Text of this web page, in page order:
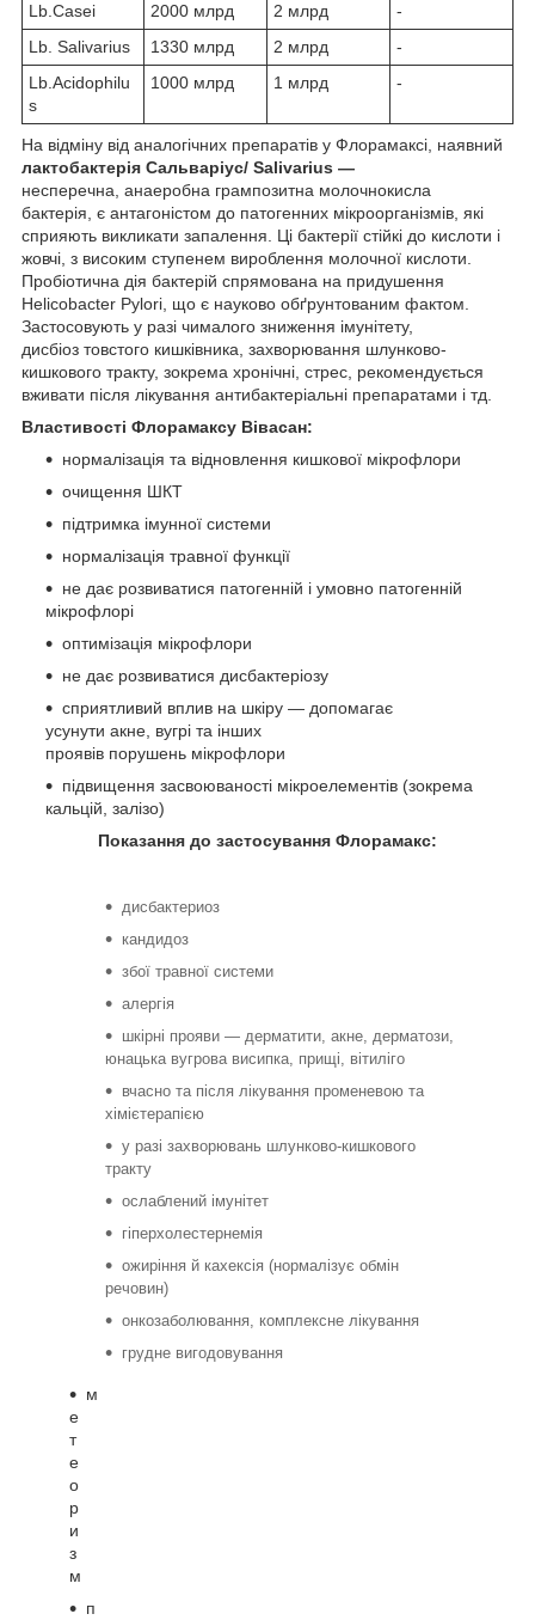
Lb.Casei
2000 млрд 2 млрд
-
Lb. Salivarius
1330 млрд 2 млрд
-
Lb.Acidophilu
s
1000 млрд 1 млрд -
На відміну від аналогічних препаратів у Флорамаксі, наявний
лактобактерія Сальваріус/ Salivarius ―
несперечна, анаеробна грампозитна молочнокисла
бактерія, є антагоністом до патогенних мікроорганізмів, які
сприяють викликати запалення. Ці бактерії стійкі до кислоти і
жовчі, з високим ступенем вироблення молочної кислоти.
Пробіотична дія бактерій спрямована на придушення
Helicobacter Pylori, що є науково обґрунтованим фактом.
Застосовують у разі чималого зниження імунітету,
дисбіоз товстого кишківника, захворювання шлунково-
кишкового тракту, зокрема хронічні, стрес, рекомендується
вживати після лікування антибактеріальні препаратами і тд.
Властивості Флорамаксу Вівасан:
нормалізація та відновлення кишкової мікрофлори
очищення ШКТ
підтримка імунної системи
нормалізація травної функції
не дає розвиватися патогенній і умовно патогенній
мікрофлорі
оптимізація мікрофлори
не дає розвиватися дисбактеріозу
сприятливий вплив на шкіру — допомагає
усунути акне, вугрі та інших
проявів порушень мікрофлори
підвищення засвоюваності мікроелементів (зокрема
кальцій, залізо)
Показання до застосування Флорамакс:
дисбактериоз
кандидоз
збої травної системи
алергія
шкірні прояви — дерматити, акне, дерматози,
юнацька вугрова висипка, прищі, вітиліго
вчасно та після лікування променевою та
хімієтерапією
у разі захворювань шлунково-кишкового
тракту
ослаблений імунітет
гіперхолестернемія
ожиріння й кахексія (нормалізує обмін
речовин)
онкозаболювання, комплексне лікування
грудне вигодовування
м
е
т
е
о
р
и
з
м
п